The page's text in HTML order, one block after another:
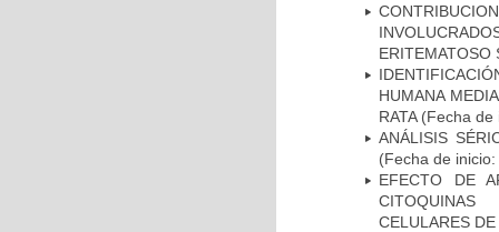
ERITEMATOSO
HUMANA
RATA(Fecha de
ANÁLISIS
(Fecha de
EFECTO DE
CITOQUINAS
CELULARES